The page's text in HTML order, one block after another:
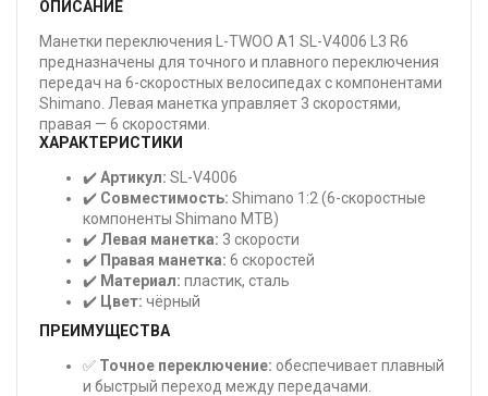
ОПИСАНИЕ
Манетки переключения L-TWOO A1 SL-V4006 L3 R6
предназначены для точного и плавного переключения
передач на 6-скоростных велосипедах с компонентами
Shimano. Левая манетка управляет 3 скоростями,
правая — 6 скоростями.
ХАРАКТЕРИСТИКИ
✔️Артикул: SL-V4006
✔️ Совместимость: Shimano 1:2 (6-скоростные
компоненты Shimano MTB)
✔️ Левая манетка: 3 скорости
✔️ Правая манетка: 6 скоростей
✔️ Материал: пластик, сталь
✔️ Цвет: чёрный
ПРЕИМУЩЕСТВА
✅ Точное переключение: обеспечивает плавный
и быстрый переход между передачами.